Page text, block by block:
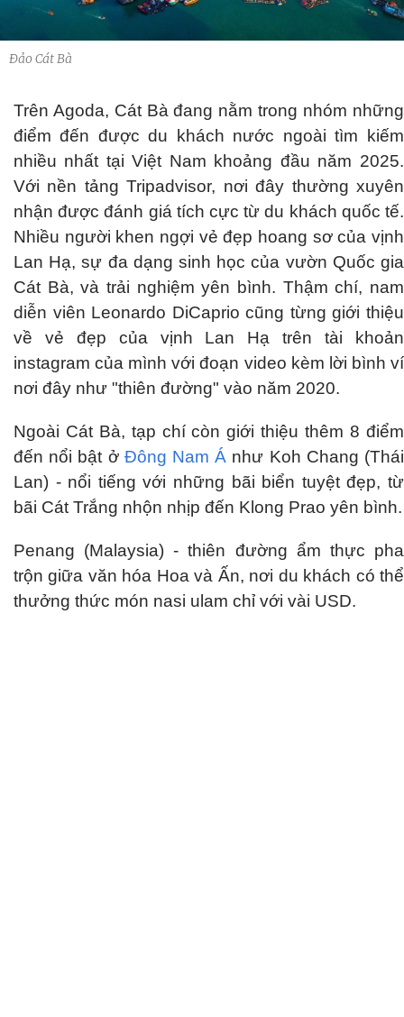
Đảo Cát Bà
Trên Agoda, Cát Bà đang nằm trong nhóm những
điểm đến được du khách nước ngoài tìm kiếm
nhiều nhất tại Việt Nam khoảng đầu năm 2025.
Với nền tảng Tripadvisor, nơi đây thường xuyên
nhận được đánh giá tích cực từ du khách quốc tế.
Nhiều người khen ngợi vẻ đẹp hoang sơ của vịnh
Lan Hạ, sự đa dạng sinh học của vườn Quốc gia
Cát Bà, và trải nghiệm yên bình. Thậm chí, nam
diễn viên Leonardo DiCaprio cũng từng giới thiệu
về vẻ đẹp của vịnh Lan Hạ trên tài khoản
instagram của mình với đoạn video kèm lời bình ví
nơi đây như "thiên đường" vào năm 2020.
Ngoài Cát Bà, tạp chí còn giới thiệu thêm 8 điểm
đến nổi bật ở Đông Nam Á như Koh Chang (Thái
Lan) - nổi tiếng với những bãi biển tuyệt đẹp, từ
bãi Cát Trắng nhộn nhịp đến Klong Prao yên bình.
Penang (Malaysia) - thiên đường ẩm thực pha
trộn giữa văn hóa Hoa và Ấn, nơi du khách có thể
thưởng thức món nasi ulam chỉ với vài USD.